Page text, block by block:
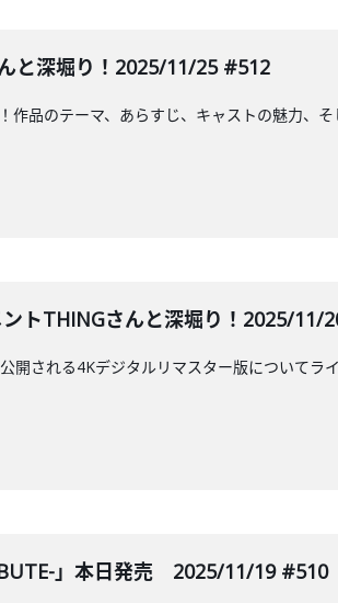
と深堀り！2025/11/25 #512
品のテーマ、あらすじ、キャストの魅力、そ
トTHINGさんと深堀り！2025/11/
開される4Kデジタルリマスター版についてラ
」本日発売 2025/11/19 #510